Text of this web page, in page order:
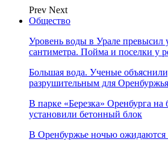
Prev Next
Общество
Уровень воды в Урале превысил
сантиметра. Пойма и поселки у
Большая вода. Ученые
разрушительным для Оренбуржья
В парке «Березка» Оренбурга на
установили бетонный блок
В Оренбуржье ночью ожидаются